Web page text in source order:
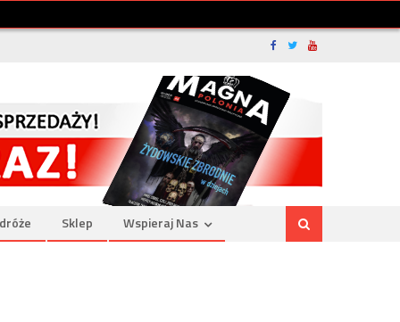
Sklep Wspieraj Nas